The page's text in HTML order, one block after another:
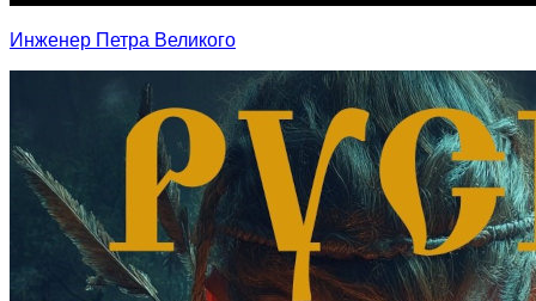
Инженер Петра Великого